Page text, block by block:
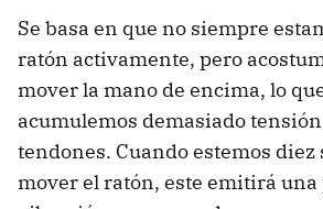
Se basa en que no siempre
ratón activamente, pero
mover la mano de encima, lo
acumulemos demasiado
tendones. Cuando estemos diez
mover el ratón, este emitirá una